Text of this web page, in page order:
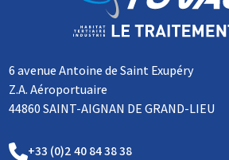
6 avenue Antoine de Saint Exupéry
Z.A. Aéroportuaire
44860 SAINT-AIGNAN DE GRAND-LIEU
+33 (0)2 40 84 38 38